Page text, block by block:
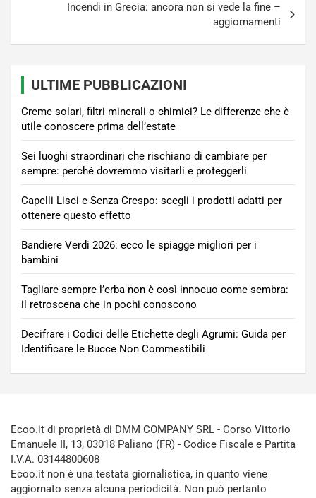
Incendi in Grecia: ancora non si vede la fine –
aggiornamenti
ULTIME PUBBLICAZIONI
Creme solari, filtri minerali o chimici? Le differenze che è
utile conoscere prima dell’estate
Sei luoghi straordinari che rischiano di cambiare per
sempre: perché dovremmo visitarli e proteggerli
Capelli Lisci e Senza Crespo: scegli i prodotti adatti per
ottenere questo effetto
Bandiere Verdi 2026: ecco le spiagge migliori per i
bambini
Tagliare sempre l’erba non è così innocuo come sembra:
il retroscena che in pochi conoscono
Decifrare i Codici delle Etichette degli Agrumi: Guida per
Identificare le Bucce Non Commestibili
Ecoo.it di proprietà di DMM COMPANY SRL - Corso Vittorio
Emanuele II, 13, 03018 Paliano (FR) - Codice Fiscale e Partita
I.V.A. 03144800608
Ecoo.it non è una testata giornalistica, in quanto viene
aggiornato senza alcuna periodicità. Non può pertanto